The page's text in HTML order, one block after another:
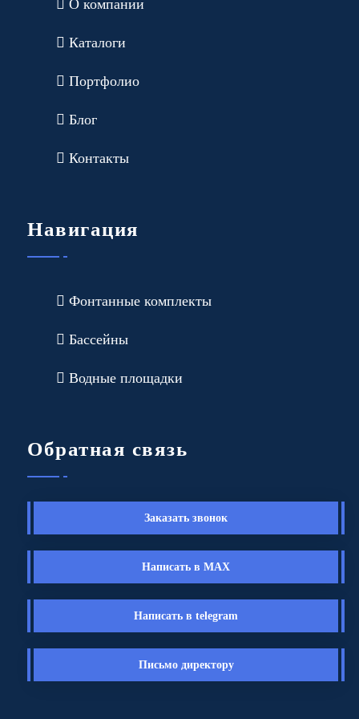
О компании
Каталоги
Портфолио
Блог
Контакты
Навигация
Фонтанные комплекты
Бассейны
Водные площадки
Обратная связь
Заказать звонок
Написать в MAX
Написать в telegram
Письмо директору